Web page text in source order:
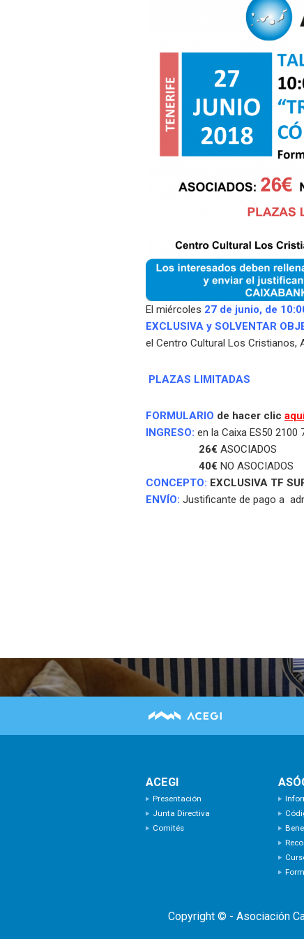
El miércoles 27 de junio, de
EXCLUSIVA y SOLVENTAR
el Centro Cultural Los Cristianos,
PLAZAS LIMITADAS
FORMULARIO de hacer clic
INGRESO: en la Caixa ES50 2100
26€ ASOCIADOS
40€ NO ASOCIADOS
CONCEPTO: EXCLUSIVA TF
ENVÍO: Justificante de pago a
ACEGI
Presentación
Junta Directiva
Comités
Copyright © - Asociación